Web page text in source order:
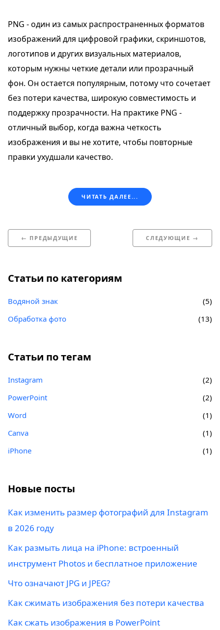
PNG - один из самых распространенных форматов
изображений для цифровой графики, скриншотов,
логотипов и других визуальных материалов,
которым нужны четкие детали или прозрачный
фон. Он остается популярным, потому что сочетает
без потери качества, широкую совместимость и
поддержку прозрачности. На практике PNG -
отличный выбор, когда важна четкость
изображения и вы не хотите, чтобы повторные
правки ухудшали качество.
ЧИТАТЬ ДАЛЕЕ...
← ПРЕДЫДУЩИЕ СЛЕДУЮЩИЕ →
Статьи по категориям
Водяной знак
(5)
Обработка фото
(13)
Статьи по тегам
Instagram
(2)
PowerPoint
(2)
Word
(1)
Canva
(1)
iPhone
(1)
Новые посты
Как изменить размер фотографий для Instagram
в 2026 году
Как размыть лица на iPhone: встроенный
инструмент Photos и бесплатное приложение
Что означают JPG и JPEG?
Как сжимать изображения без потери качества
Как сжать изображения в PowerPoint